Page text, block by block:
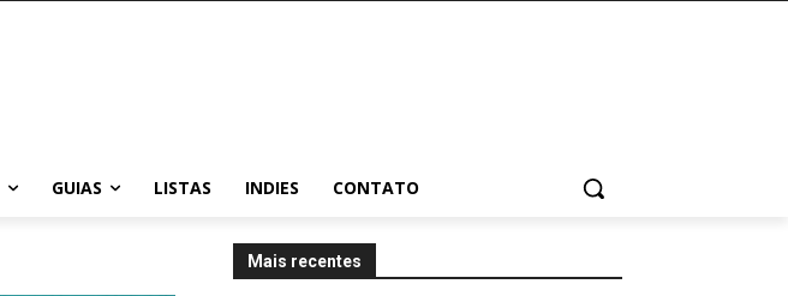
GUIAS LISTAS INDIES CONTATO
Mais recentes